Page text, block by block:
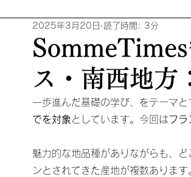
Side Stories
ス・南西地方
2025年3月20日 読了時間: 3分
一歩進んだ基礎の学び、をテーマと
でを対象としています。 今回はフラ
魅力的な地品種がありながらも、
ンとされてきた産地が複数あります